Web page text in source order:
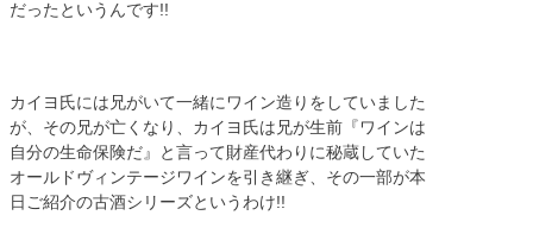
だったというんです!!
カイヨ氏には兄がいて一緒にワイン造りをしていました
が、その兄が亡くなり、カイヨ氏は兄が生前『ワインは
自分の生命保険だ』と言って財産代わりに秘蔵していた
オールドヴィンテージワインを引き継ぎ、その一部が本
日ご紹介の古酒シリーズというわけ!!